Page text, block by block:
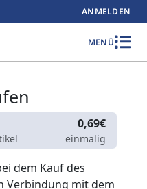
ANMELDEN
MENÜ
0,69€
einmalig
dem Kauf des
Verbindung mit dem